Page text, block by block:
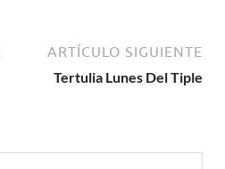
ARTÍCULO SIGUIENTE
Tertulia Lunes Del Tiple